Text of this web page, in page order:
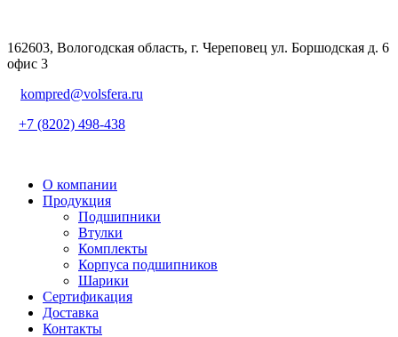
162603, Вологодская область, г. Череповец ул. Боршодская д. 6
офис 3
kompred@volsfera.ru
+7 (8202) 498-438
О компании
Продукция
Подшипники
Втулки
Комплекты
Корпуса подшипников
Шарики
Сертификация
Доставка
Контакты